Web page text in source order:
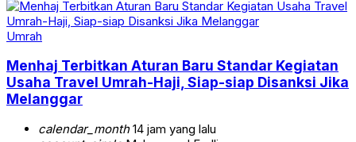
Umrah
Menhaj Terbitkan Aturan Baru Standar Kegiatan
Usaha Travel Umrah-Haji, Siap-siap Disanksi Jika
Melanggar
calendar_month14 jam yang lalu